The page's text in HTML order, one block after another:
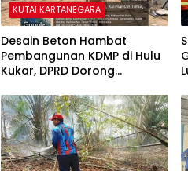
KUTAI KARTANEGARA
Desain Beton Hambat
Pembangunan KDMP di Hulu
Kukar, DPRD Dorong